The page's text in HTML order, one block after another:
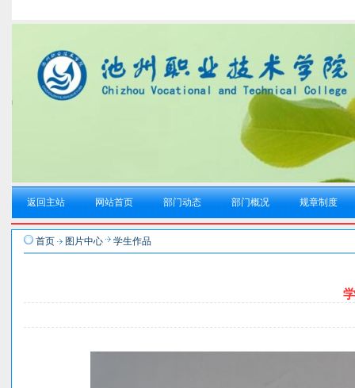
返回主站 网站首页 部门动态 部门概况 规章制度
首页 图片中心 学生作品